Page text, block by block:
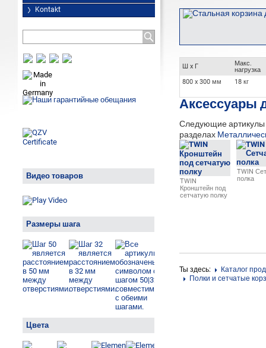
Kontakt
Видео товаров
Размеры шага
Цвета
Ш x Г
Макс.
нагрузка
800 x 300 мм
18 кг
Аксессуары
Следующие артикулы
разделах
TWIN
Кронштейн под
сетчатую полку
TWIN
полка
Ты здесь:
Каталог
Полки и сетчатые